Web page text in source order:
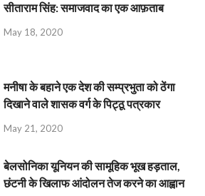
सीताराम सिंह: समाजवाद का एक आफ़ताब
May 18, 2020
मनीषा के बहाने एक देश की सम्प्रभुता को ठेंगा
दिखाने वाले शासक वर्ग के पिट्ठू पत्रकार
May 21, 2020
बेलसोनिका यूनियन की सामूहिक भूख हड़ताल,
छंटनी के खिलाफ आंदोलन तेज करने का आह्वान